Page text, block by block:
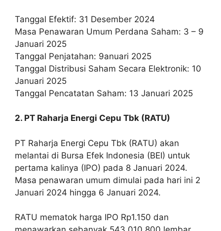
Tanggal Efektif: 31 Desember 2024
Masa Penawaran Umum Perdana Saham: 3 – 9
Januari 2025
Tanggal Penjatahan: 9anuari 2025
Tanggal Distribusi Saham Secara Elektronik: 10
Januari 2025
Tanggal Pencatatan Saham: 13 Januari 2025
2. PT Raharja Energi Cepu Tbk (RATU)
PT Raharja Energi Cepu Tbk (RATU) akan
melantai di Bursa Efek Indonesia (BEI) untuk
pertama kalinya (IPO) pada 8 Januari 2024.
Masa penawaran umum dimulai pada hari ini 2
Januari 2024 hingga 6 Januari 2024.
RATU mematok harga IPO Rp1.150 dan